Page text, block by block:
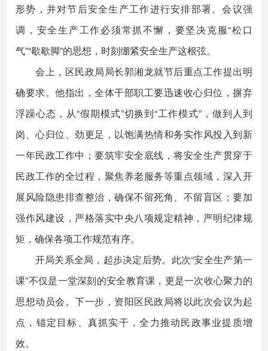
形势，并对节后安全生产工作进行安排部署。会议强
调，安全生产工作必须常抓不懈，要坚决克服“松口
气”“歇歇脚”的思想，时刻绷紧安全生产这根弦。
会上，区民政局局长郭湘龙就节后重点工作提出明
确要求。他指出，全体干部职工要迅速收心归位，摒弃
浮躁心态，从“假期模式”切换到“工作模式”，做到人到
岗、心归位、劲更足，以饱满热情和务实作风投入到新
一年民政工作中；要筑牢安全底线，将安全生产贯穿于
民政工作的全过程，聚焦养老服务等重点领域，深入开
展风险隐患排查整治，确保不留死角、不留盲区；要加
强作风建设，严格落实中央八项规定精神，严明纪律规
矩，确保各项工作规范有序。
开局关系全局，起步决定后势。此次“安全生产第一
课”不仅是一堂深刻的安全教育课，更是一次收心聚力的
思想动员会。下一步，资阳区民政局将以此次会议为起
点，锚定目标、真抓实干，全力推动民政事业提质增
效。